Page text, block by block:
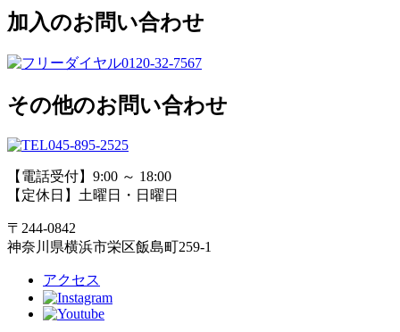
加入のお問い合わせ
0120-32-7567
その他のお問い合わせ
045-895-2525
【電話受付】9:00 ～ 18:00
【定休日】土曜日・日曜日
〒244-0842
神奈川県横浜市栄区飯島町259-1
アクセス